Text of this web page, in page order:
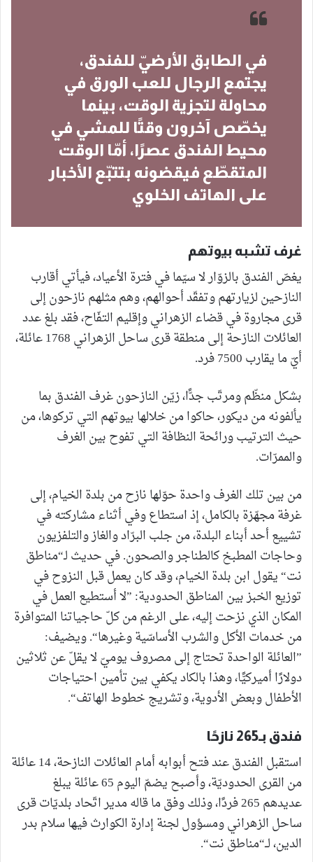
في الطابق الأرضيّ للفندق،
يجتمع الرجال للعب الورق في
محاولة لتجزية الوقت، بينما
يخصّص آخرون وقتًا للمشي في
محيط الفندق عصرًا، أمّا الوقت
المتقطّع فيقضونه بتتبّع الأخبار
على الهاتف الخلوي
غرف تشبه بيوتهم
يغصّ الفندق بالزوّار لا سيّما في فترة الأعياد، فيأتي أقارب
النازحين لزيارتهم وتفقّد أحوالهم، وهم مثلهم نازحون إلى
قرى مجاروة في قضاء الزهراني وإقليم التفّاح، فقد بلغ عدد
العائلات النازحة إلى منطقة قرى ساحل الزهراني 1768 عائلة،
أيّ ما يقارب 7500 فرد.
بشكل منظّم ومرتّب جدًّا، زيّن النازحون غرف الفندق بما
يألفونه من ديكور، حاكوا من خلالها بيوتهم التي تركوها، من
حيث الترتيب ورائحة النظافة التي تفوح بين الغرف
والممرّات.
من بين تلك الغرف واحدة حوّلها نازح من بلدة الخيام، إلى
غرفة مجهّزة بالكامل، إذ استطاع وفي أثناء مشاركته في
تشييع أحد أبناء البلدة، من جلب البرّاد والغاز والتلفزيون
وحاجات المطبخ كالطناجر والصحون. في حديث لـ“مناطق
نت“ يقول ابن بلدة الخيام، وقد كان يعمل قبل النزوح في
توزيع الخبز بين المناطق الحدودية: ”لا أستطيع العمل في
المكان الذي نزحت إليه، على الرغم من كلّ حاجياتنا المتوافرة
من خدمات الأكل والشرب الأساسّية وغيرها“. ويضيف:
”العائلة الواحدة تحتاج إلى مصروف يوميّ لا يقلّ عن ثلاثين
دولارًا أميركيًّا، وهذا بالكاد يكفي بين تأمين احتياجات
الأطفال وبعض الأدوية، وتشريج خطوط الهاتف“.
فندق بـ265 نازحًا
استقبل الفندق عند فتح أبوابه أمام العائلات النازحة، 14 عائلة
من القرى الحدوديّة، وأصبح يضمّ اليوم 65 عائلة يبلغ
عديدهم 265 فردًا، وذلك وفق ما قاله مدير اتّحاد بلديّات قرى
ساحل الزهراني ومسؤول لجنة إدارة الكوارث فيها سلام بدر
الدين، لــ“مناطق نت“.